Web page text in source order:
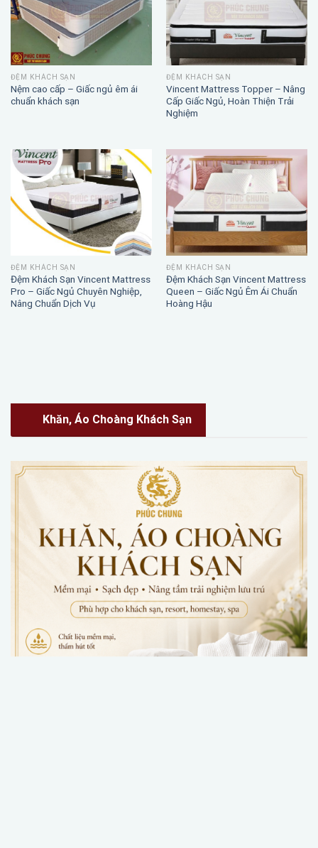
ĐỆM KHÁCH SẠN
Nệm cao cấp – Giấc ngủ êm ái
chuẩn khách sạn
ĐỆM KHÁCH SẠN
Vincent Mattress Topper – Nâng
Cấp Giấc Ngủ, Hoàn Thiện Trải
Nghiệm
ĐỆM KHÁCH SẠN
Đệm Khách Sạn Vincent Mattress
Pro – Giấc Ngủ Chuyên Nghiệp,
Nâng Chuẩn Dịch Vụ
ĐỆM KHÁCH SẠN
Đệm Khách Sạn Vincent Mattress
Queen – Giấc Ngủ Êm Ái Chuẩn
Hoàng Hậu
Khăn, Áo Choàng Khách Sạn